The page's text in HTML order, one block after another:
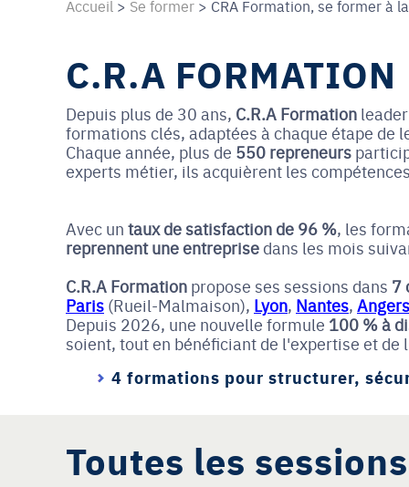
Accueil > Se former > CRA Formation, se former à
C.R.A FORMATION
Depuis plus de 30 ans, C.R.A Formation
formations clés, adaptées à chaque étape de
Chaque année, plus de 550 repreneurs
experts métier, ils acquièrent les
Avec un taux de satisfaction de 96 %, les
reprennent une entreprise dans les mois
C.R.A Formation propose ses sessions dans 7
Paris (Rueil-Malmaison), Lyon, Nantes, Angers
Depuis 2026, une nouvelle formule 100 % à
soient, tout en bénéficiant de l'expertise et
4 formations pour structurer,
Toutes les